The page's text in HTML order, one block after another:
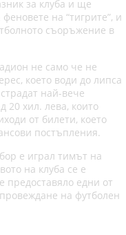
за клуба и ще
на “тигрите”, и
съоръжение в
не само че не
което води до липса
най-вече
20 хил. лева, които
от билети, което
постъпления.
е играл тимът на
на клуба се е
предоставяло едни от
на футболен